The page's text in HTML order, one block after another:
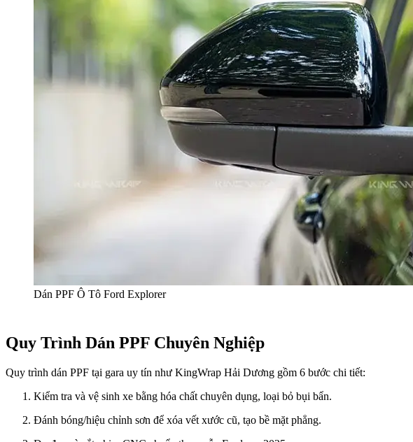
Dán PPF Ô Tô Ford Explorer
Quy Trình Dán PPF Chuyên Nghiệp
Quy trình dán PPF tại gara uy tín như KingWrap Hải Dương gồm 6 bước chi tiết:
Kiểm tra và vệ sinh xe bằng hóa chất chuyên dụng, loại bỏ bụi bẩn.
Đánh bóng/hiệu chỉnh sơn để xóa vết xước cũ, tạo bề mặt phẳng.